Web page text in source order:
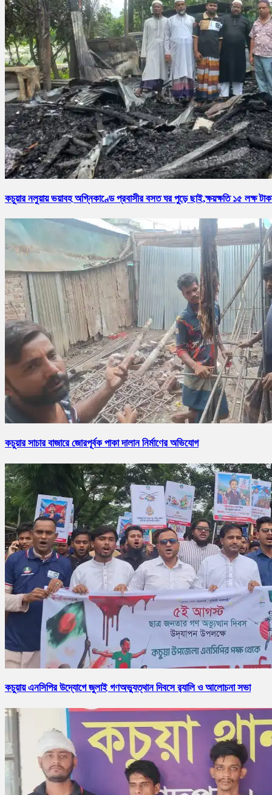
কচুয়ার নলুয়ায় ভয়াবহ অগ্নিকাণ্ডে প্রবাসীর বসত ঘর পুড়ে ছাই,ক্ষয়ক্ষতি ১৫ লক্ষ
কচুয়ার সাচার বাজারে জোরপূর্বক পাকা দালান নির্মাণের অভিযোগ
কচুয়ায় এনসিপির উদ্যোগে জুলাই গণঅভ্যুত্থান দিবসে র‌্যালি ও আলোচনা সভা